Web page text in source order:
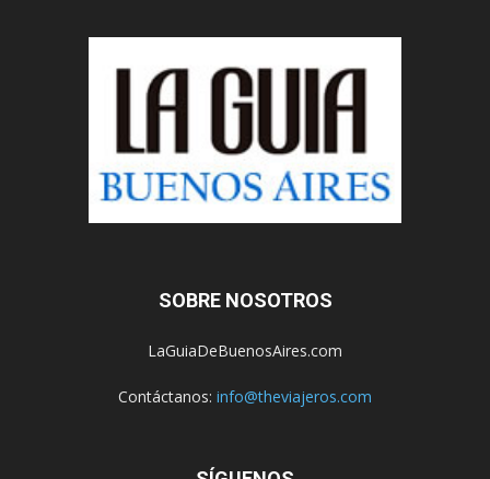
SOBRE NOSOTROS
LaGuiaDeBuenosAires.com
Contáctanos: info@theviajeros.com